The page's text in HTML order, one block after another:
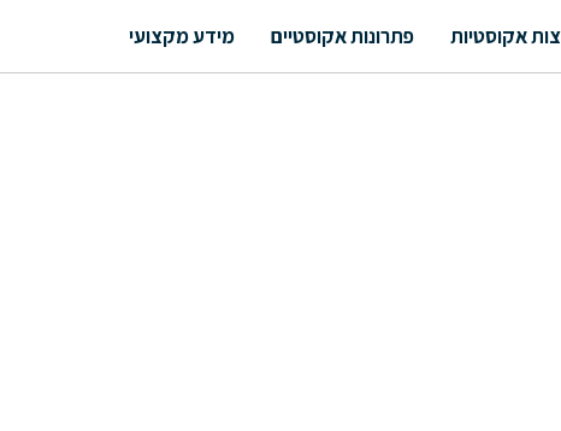
אקוסטיות פתרונות אקוסטיים מידע מקצועי